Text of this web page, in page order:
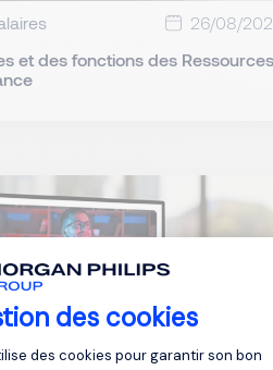
des cookies
du
des cookies pour garantir son bon
26/08/
et des fonctions des Ressources